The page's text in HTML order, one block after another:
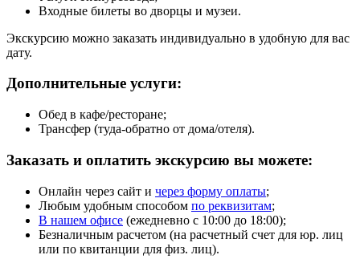
Входные билеты во дворцы и музеи.
Экскурсию можно заказать индивидуально в удобную для вас
дату.
Дополнительные услуги:
Обед в кафе/ресторане;
Трансфер (туда-обратно от дома/отеля).
Заказать и оплатить экскурсию вы можете:
Онлайн через сайт и через форму оплаты;
Любым удобным способом по реквизитам;
В нашем офисе (ежедневно с 10:00 до 18:00);
Безналичным расчетом (на расчетный счет для юр. лиц
или по квитанции для физ. лиц).